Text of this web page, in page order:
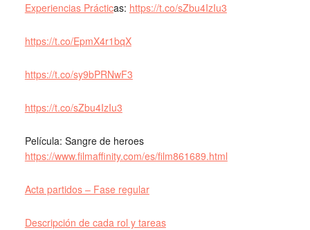
Experiencias Prácticas: https://t.co/sZbu4IzIu3
https://t.co/EpmX4r1bqX
https://t.co/sy9bPRNwF3
https://t.co/sZbu4IzIu3
Película: Sangre de heroes
https://www.filmaffinity.com/es/film861689.html
Acta partidos – Fase regular
Descripción de cada rol y tareas